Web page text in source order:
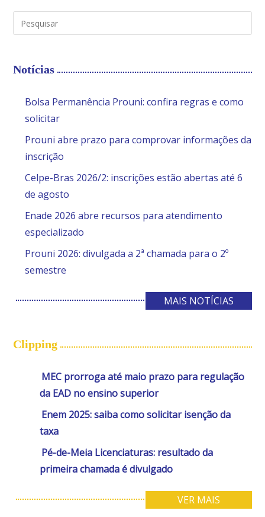
Notícias
Bolsa Permanência Prouni: confira regras e como
solicitar
Prouni abre prazo para comprovar informações da
inscrição
Celpe-Bras 2026/2: inscrições estão abertas até 6
de agosto
Enade 2026 abre recursos para atendimento
especializado
Prouni 2026: divulgada a 2ª chamada para o 2º
semestre
MAIS NOTÍCIAS
Clipping
MEC prorroga até maio prazo para regulação
da EAD no ensino superior
Enem 2025: saiba como solicitar isenção da
taxa
Pé-de-Meia Licenciaturas: resultado da
primeira chamada é divulgado
VER MAIS